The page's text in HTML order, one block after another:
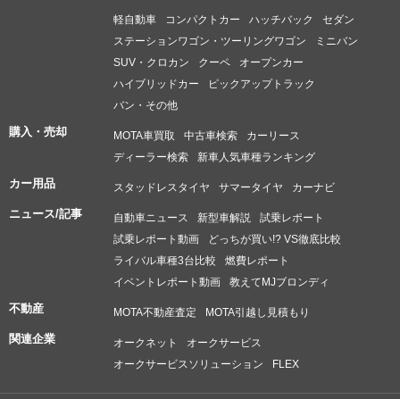
軽自動車 コンパクトカー ハッチバック
セダン
ステーションワゴン・ツーリングワゴン
ミニバン
SUV・クロカン
クーペ
オープンカー
ハイブリッドカー
ピックアップトラック
バン・その他
購入・売却 MOTA車買取 中古車検索
カーリース
ディーラー検索
新車人気車種ランキング
カー用品 スタッドレスタイヤ サマータイヤ カーナビ
ニュース/記事 自動車ニュース 新型車解説
試乗レポート
試乗レポート動画
どっちが買い!? VS徹底比較
ライバル車種3台比較
燃費レポート
イベントレポート動画
教えてMJブロンディ
不動産 MOTA不動産査定 MOTA引越し見積もり
関連企業 オークネット
オークサービス
オークサービスソリューション
FLEX